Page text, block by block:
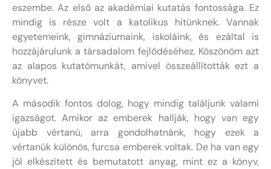
eszembe. Az első az akadémiai kutatás fontossága. Ez
mindig is része volt a katolikus hitünknek. Vannak
egyetemeink, gimnáziumaink, iskoláink, és ezáltal is
hozzájárulunk a társadalom fejlődéséhez. Köszönöm azt
az alapos kutatómunkát, amivel összeállították ezt a
könyvet.
A második fontos dolog, hogy mindig találjunk valami
igazságot. Amikor az emberek hallják, hogy van egy
újabb vértanú, arra gondolhatnánk, hogy ezek a
vértanúk különös, furcsa emberek voltak. De ha van egy
jól elkészített és bemutatott anyag, mint ez a könyv,